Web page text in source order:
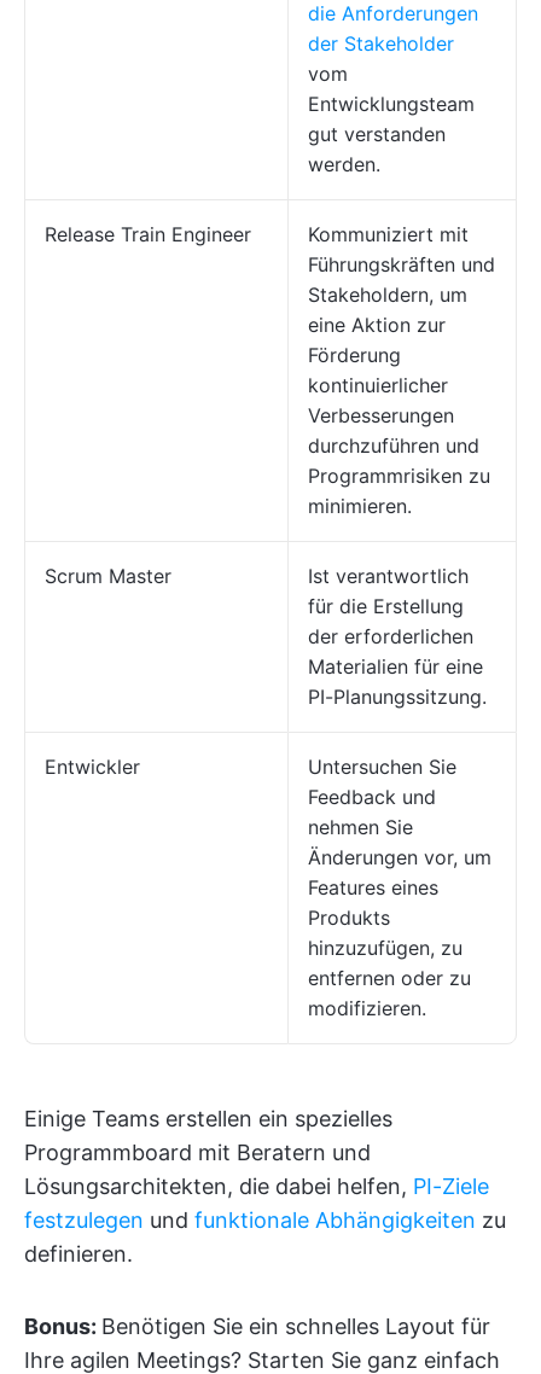
die Anforderungen
der Stakeholder
vom
Entwicklungsteam
gut verstanden
werden.
Release Train Engineer
Kommuniziert mit
Führungskräften und
Stakeholdern, um
eine Aktion zur
Förderung
kontinuierlicher
Verbesserungen
durchzuführen und
Programmrisiken zu
minimieren.
Scrum Master
Ist verantwortlich
für die Erstellung
der erforderlichen
Materialien für eine
PI-Planungssitzung.
Entwickler
Untersuchen Sie
Feedback und
nehmen Sie
Änderungen vor, um
Features eines
Produkts
hinzuzufügen, zu
entfernen oder zu
modifizieren.
Einige Teams erstellen ein spezielles
Programmboard mit Beratern und
Lösungsarchitekten, die dabei helfen, PI-Ziele
festzulegen und funktionale Abhängigkeiten zu
definieren.
Bonus: Benötigen Sie ein schnelles Layout für
Ihre agilen Meetings? Starten Sie ganz einfach